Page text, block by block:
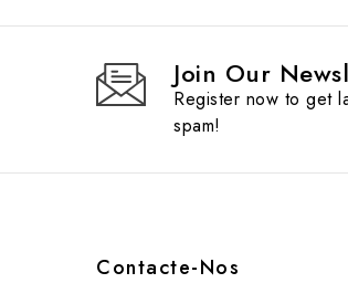
Join Our
Register now to get
spam!
Contacte-Nos